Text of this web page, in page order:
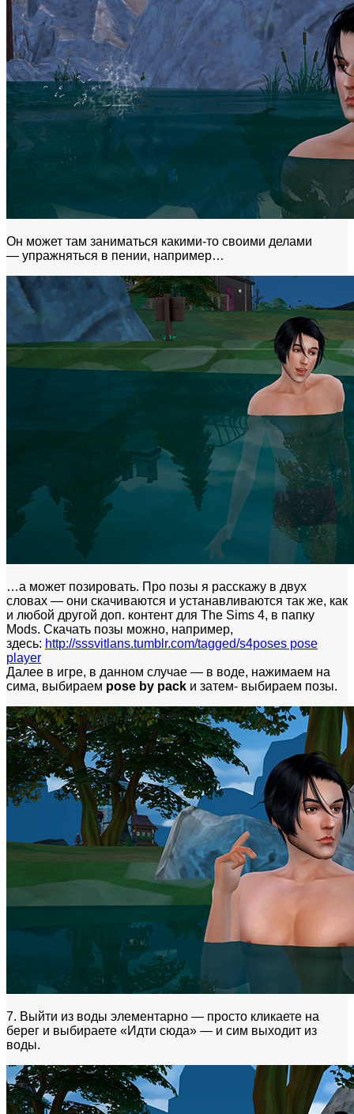
Он может там заниматься какими-то своими делами
— упражняться в пении, например…
…а может позировать. Про позы я расскажу в двух
словах — они скачиваются и устанавливаются так же, как
и любой другой доп. контент для The Sims 4, в папку
Mods. Скачать позы можно, например,
здесь: http://sssvitlans.tumblr.com/tagged/s4poses pose
player
Далее в игре, в данном случае — в воде, нажимаем на
сима, выбираем pose by pack и затем- выбираем позы.
7. Выйти из воды элементарно — просто кликаете на
берег и выбираете «Идти сюда» — и сим выходит из
воды.